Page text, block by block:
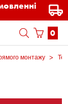
0
монтажу